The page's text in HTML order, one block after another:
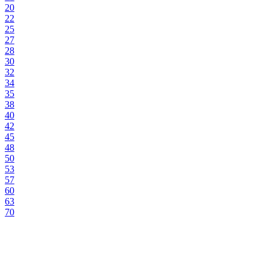
20
22
25
27
28
30
32
34
35
38
40
42
45
48
50
53
57
60
63
70